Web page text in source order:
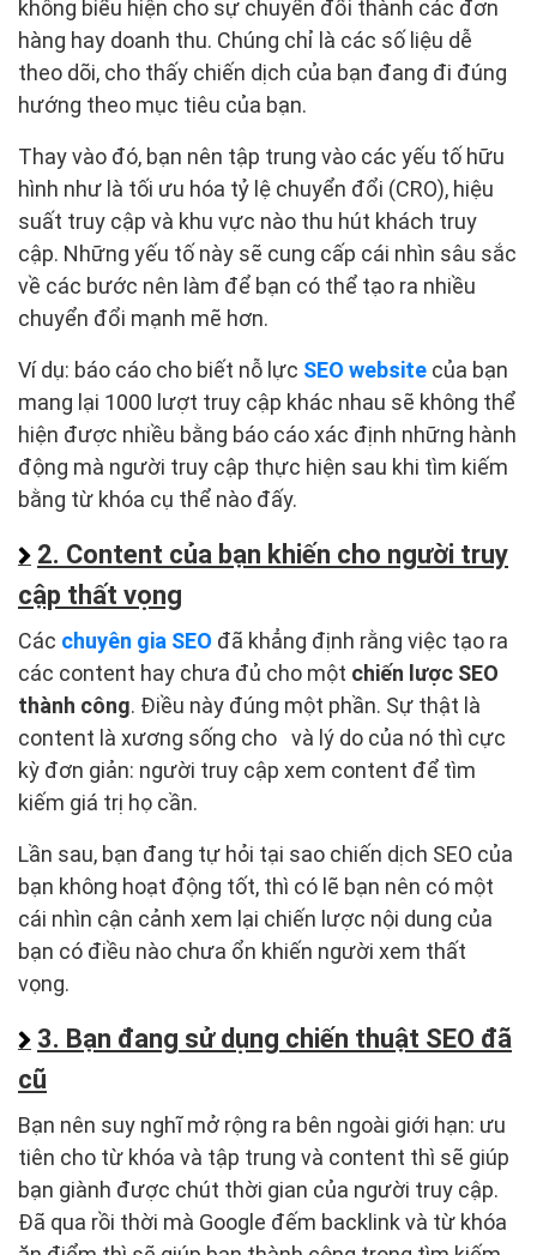
không biểu hiện cho sự chuyển đổi thành các đơn
hàng hay doanh thu. Chúng chỉ là các số liệu dễ
theo dõi, cho thấy chiến dịch của bạn đang đi đúng
hướng theo mục tiêu của bạn.
Thay vào đó, bạn nên tập trung vào các yếu tố hữu
hình như là tối ưu hóa tỷ lệ chuyển đổi (CRO), hiệu
suất truy cập và khu vực nào thu hút khách truy
cập. Những yếu tố này sẽ cung cấp cái nhìn sâu sắc
về các bước nên làm để bạn có thể tạo ra nhiều
chuyển đổi mạnh mẽ hơn.
Ví dụ: báo cáo cho biết nỗ lực SEO website của bạn
mang lại 1000 lượt truy cập khác nhau sẽ không thể
hiện được nhiều bằng báo cáo xác định những hành
động mà người truy cập thực hiện sau khi tìm kiếm
bằng từ khóa cụ thể nào đấy.
2. Content của bạn khiến cho người truy
cập thất vọng
Các chuyên gia SEO đã khẳng định rằng việc tạo ra
các content hay chưa đủ cho một chiến lược SEO
thành công. Điều này đúng một phần. Sự thật là
content là xương sống cho và lý do của nó thì cực
kỳ đơn giản: người truy cập xem content để tìm
kiếm giá trị họ cần.
Lần sau, bạn đang tự hỏi tại sao chiến dịch SEO của
bạn không hoạt động tốt, thì có lẽ bạn nên có một
cái nhìn cận cảnh xem lại chiến lược nội dung của
bạn có điều nào chưa ổn khiến người xem thất
vọng.
3. Bạn đang sử dụng chiến thuật SEO đã
cũ
Bạn nên suy nghĩ mở rộng ra bên ngoài giới hạn: ưu
tiên cho từ khóa và tập trung và content thì sẽ giúp
bạn giành được chút thời gian của người truy cập.
Đã qua rồi thời mà Google đếm backlink và từ khóa